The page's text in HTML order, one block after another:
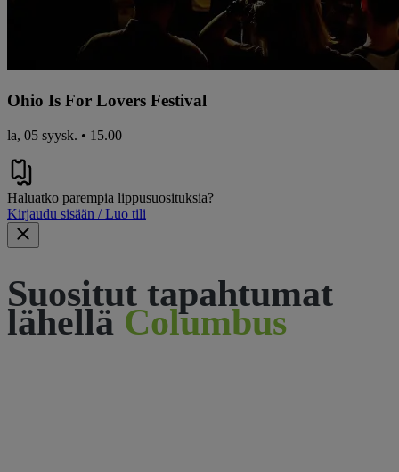
Ohio Is For Lovers Festival
la, 05 syysk. • 15.00
Haluatko parempia lippusuosituksia?
Kirjaudu sisään / Luo tili
Suositut tapahtumat
lähellä Columbus